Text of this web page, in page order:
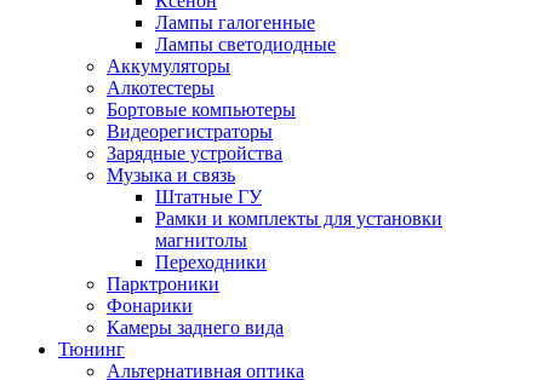
Лампы галогенные
Лампы светодиодные
Аккумуляторы
Алкотестеры
Бортовые компьютеры
Видеорегистраторы
Зарядные устройства
Музыка и связь
Штатные ГУ
Рамки и комплекты для установки
магнитолы
Переходники
Парктроники
Фонарики
Камеры заднего вида
Тюнинг
Альтернативная оптика